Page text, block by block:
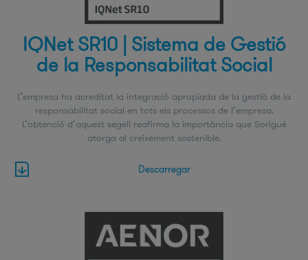
IQNet SR10 | Sistema de Gestió
de la Responsabilitat Social
L’empresa ha acreditat la integració apropiada de la gestió de la
responsabilitat social en tots els processos de l’empresa.
L’obtenció d’aquest segell reafirma la importància que Sorigué
atorga al creixement sostenible.
Descarregar